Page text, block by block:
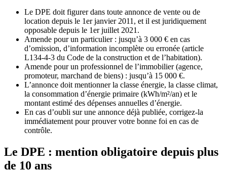
Le DPE doit figurer dans toute annonce de vente ou de
location depuis le 1er janvier 2011, et il est juridiquement
opposable depuis le 1er juillet 2021.
Amende pour un particulier : jusqu’à 3 000 € en cas
d’omission, d’information incomplète ou erronée (article
L134-4-3 du Code de la construction et de l’habitation).
Amende pour un professionnel de l’immobilier (agence,
promoteur, marchand de biens) : jusqu’à 15 000 €.
L’annonce doit mentionner la classe énergie, la classe climat,
la consommation d’énergie primaire (kWh/m²/an) et le
montant estimé des dépenses annuelles d’énergie.
En cas d’oubli sur une annonce déjà publiée, corrigez-la
immédiatement pour prouver votre bonne foi en cas de
contrôle.
Le DPE : mention obligatoire depuis plus
de 10 ans